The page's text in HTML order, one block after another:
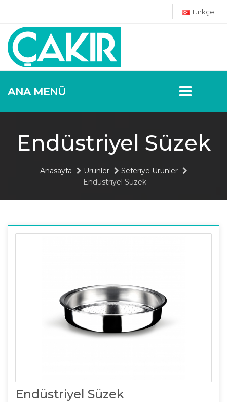
Türkçe
ANA MENÜ
Endüstriyel Süzek
Anasayfa Ürünler
Seferiye Ürünler
Endüstriyel Süzek
Endüstriyel Süzek